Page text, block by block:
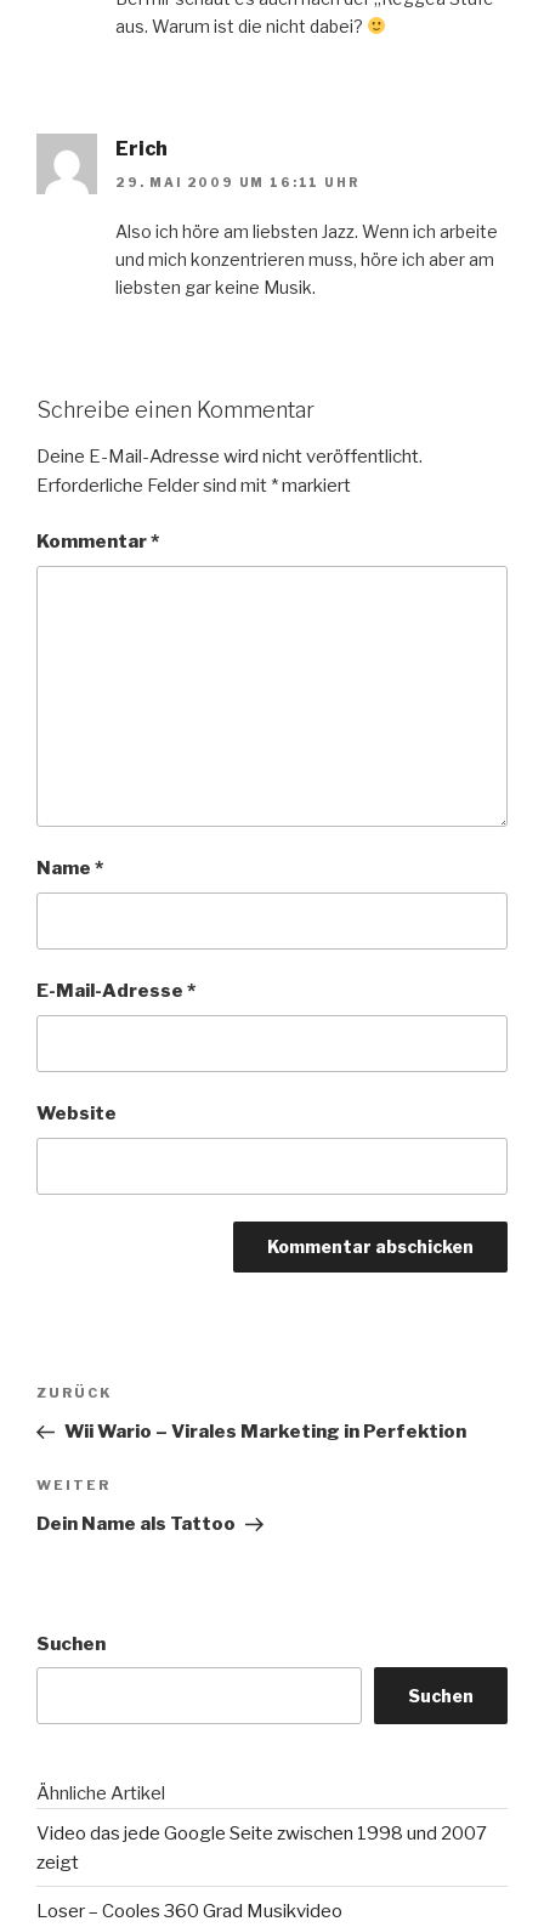
aus. Warum ist die nicht dabei?
Erich
29. MAI 2009 UM 16:11 UHR
Also ich höre am liebsten Jazz. Wenn ich arbeite
und mich konzentrieren muss, höre ich aber am
liebsten gar keine Musik.
Schreibe einen Kommentar
Deine E-Mail-Adresse wird nicht veröffentlicht.
Erforderliche Felder sind mit *markiert
Kommentar*
Name *
E-Mail-Adresse *
Website
Beitragsnavigation
Vorheriger
Beitrag
ZURÜCK
Wii Wario – Virales Marketing in Perfektion
Nächster
Beitrag
WEITER
Dein Name als Tattoo
Suchen
Suchen
Ähnliche Artikel
Video das jede Google Seite zwischen 1998 und 2007
zeigt
Loser – Cooles 360 Grad Musikvideo